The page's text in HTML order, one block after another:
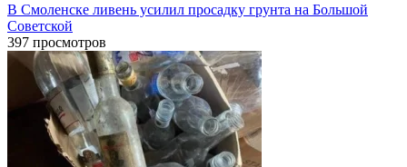
В Смоленске ливень усилил просадку грунта на Большой
Советской
397 просмотров